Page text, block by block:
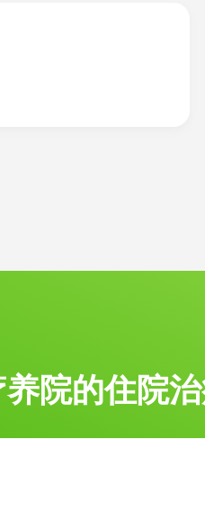
院的住院
养院的住院